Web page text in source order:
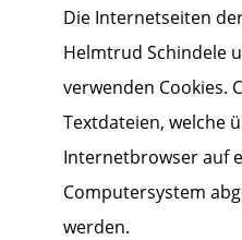
Die Internetseiten
Helmtrud Schindele
verwenden Cookies.
Textdateien, welche
Internetbrowser auf
Computersystem
werden.